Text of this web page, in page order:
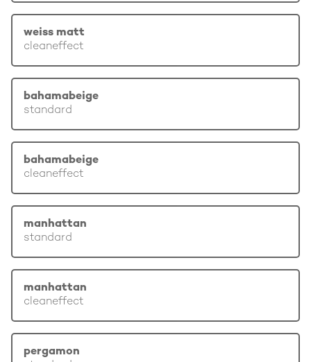
weiss matt
cleaneffect
bahamabeige
standard
bahamabeige
cleaneffect
manhattan
standard
manhattan
cleaneffect
pergamon